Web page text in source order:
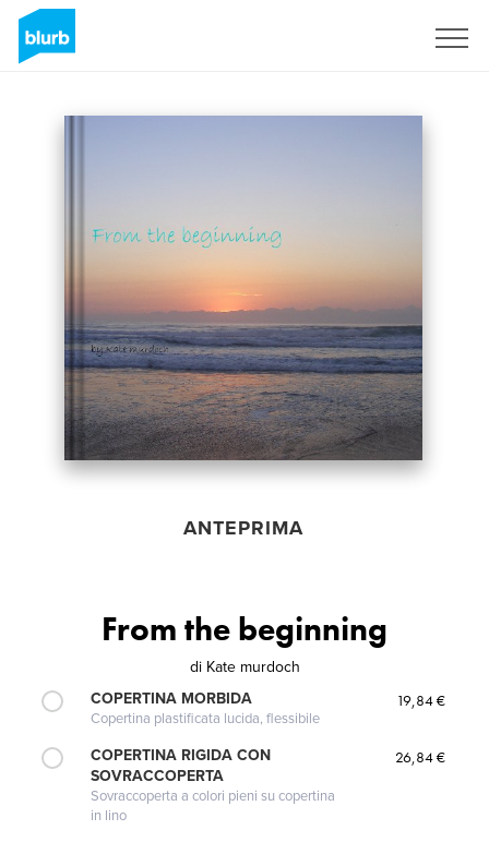
ANTEPRIMA
From the beginning
di Kate murdoch
COPERTINA MORBIDA
Copertina plastificata lucida, flessibile
19,84 €
COPERTINA RIGIDA CON
SOVRACCOPERTA
Sovraccoperta a colori pieni su copertina
in lino
26,84 €